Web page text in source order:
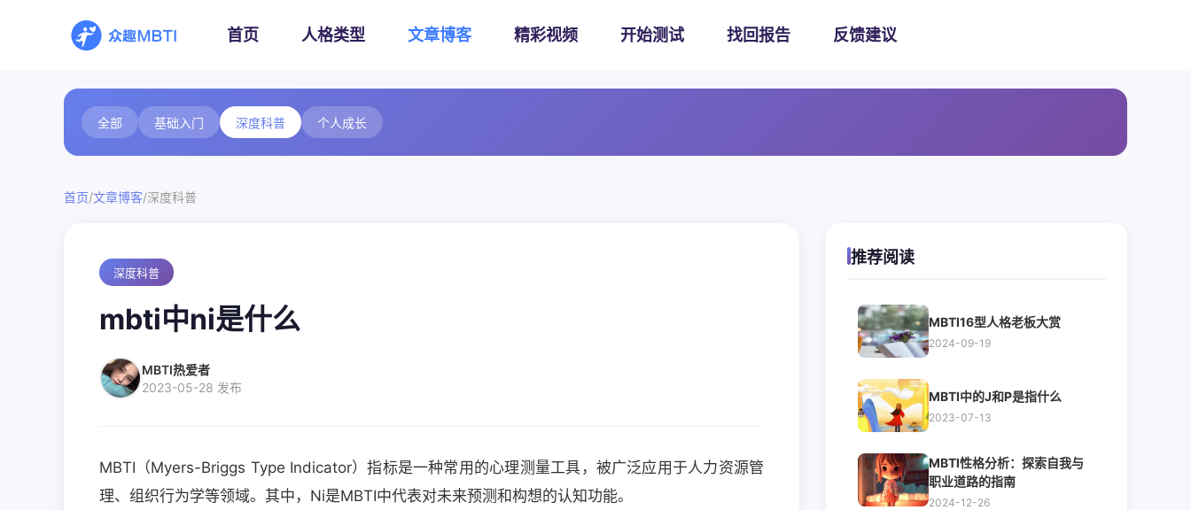
首页 人格类型 文章博客 精彩视频 开始测试 找回报告 反馈建议
全部 基础入门 深度科普 个人成长
首页/文章博客/深度科普
深度科普
mbti中ni是什么
MBTI热爱者
2023-05-28 发布
MBTI（Myers-Briggs Type Indicator）指标是一种常用的心理测量工具，被广泛应用于人力资源管
理、组织行为学等领域。其中，Ni是MBTI中代表对未来预测和构想的认知功能。
推荐阅读
MBTI16型人格老板大赏
2024-09-19
MBTI中的J和P是指什么
2023-07-13
MBTI性格分析：探索自我与
职业道路的指南
2024-12-26